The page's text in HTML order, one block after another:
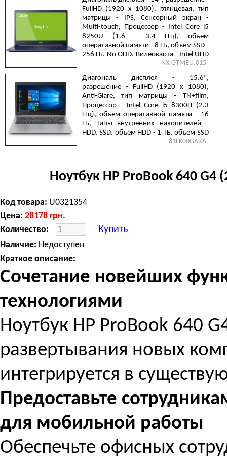
FullHD (1920 х 1080), глянцевая, тип
матрицы - IPS, Сенсорный экран -
Multi-touch, Процессор - Intel Core i5
8250U (1.6 - 3.4 ГГц), объем
оперативной памяти - 8 ГБ, объем SSD -
256 ГБ, No ODD, Видеокарта - Intel UHD
Graphics 620, Linux, 2 cell, 0.97 кг, Blue
NX.GTMEU.015
Диагональ дисплея - 15.6",
разрешение - FullHD (1920 х 1080),
Anti-Glare, тип матрицы - TN+film,
Процессор - Intel Core i5 8300H (2.3
ГГц), объем оперативной памяти - 16
ГБ, Типы внутренних накопителей -
HDD, SSD, объем HDD - 1 ТБ, объем SSD
- 128 ГБ, No ODD, Видеокарта - NVIDIA
81FK00GARA
Ноутбук HP ProBook 640 G4
Код товара: U0321354
Цена: 28178 грн.
Количество:
Купить
Наличие: Недоступен
Краткое описание:
Сочетание новейших
технологиями
Ноутбук HP ProBook 640
развертывания новых
интегрируется в
Предоставьте
для мобильной работы
Обеспечьте офисных